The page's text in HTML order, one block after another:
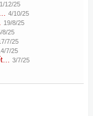
1/12/25
4/10/25
19/8/25
8/25
7/25
7/25
3/7/25